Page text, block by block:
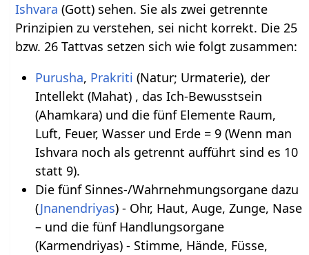
Ishvara (Gott) sehen. Sie als zwei getrennte
Prinzipien zu verstehen, sei nicht korrekt. Die 25
bzw. 26 Tattvas setzen sich wie folgt zusammen:
Purusha, Prakriti (Natur; Urmaterie), der
Intellekt (Mahat) , das Ich-Bewusstsein
(Ahamkara) und die fünf Elemente Raum,
Luft, Feuer, Wasser und Erde = 9 (Wenn man
Ishvara noch als getrennt aufführt sind es 10
statt 9).
Die fünf Sinnes-/Wahrnehmungsorgane dazu
(Jnanendriyas) - Ohr, Haut, Auge, Zunge, Nase
– und die fünf Handlungsorgane
(Karmendriyas) - Stimme, Hände, Füsse,